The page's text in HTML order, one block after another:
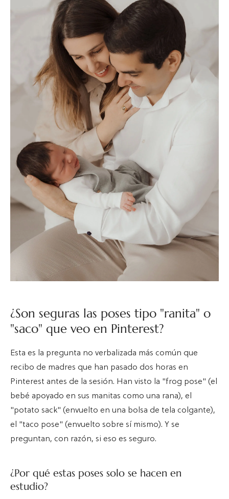
¿Son seguras las poses tipo "ranita" o
"saco" que veo en Pinterest?
Esta es la pregunta no verbalizada más común que
recibo de madres que han pasado dos horas en
Pinterest antes de la sesión. Han visto la "frog pose" (el
bebé apoyado en sus manitas como una rana), el
"potato sack" (envuelto en una bolsa de tela colgante),
el "taco pose" (envuelto sobre sí mismo). Y se
preguntan, con razón, si eso es seguro.
¿Por qué estas poses solo se hacen en
estudio?